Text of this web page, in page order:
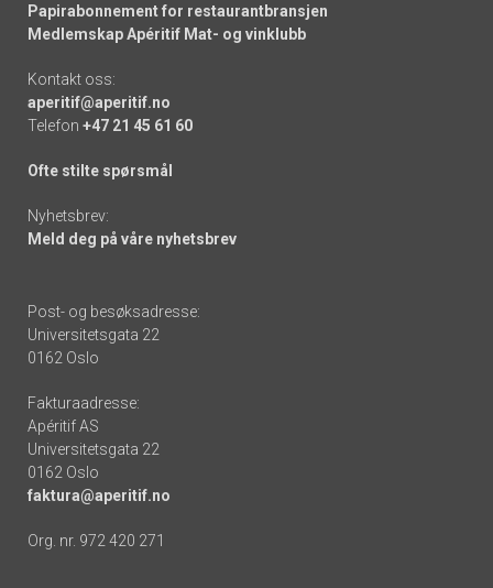
Papirabonnement for restaurantbransjen
Medlemskap Apéritif Mat- og vinklubb
Kontakt oss:
aperitif@aperitif.no
Telefon +47 21 45 61 60
Ofte stilte spørsmål
Nyhetsbrev:
Meld deg på våre nyhetsbrev
Post- og besøksadresse:
Universitetsgata 22
0162 Oslo
Fakturaadresse:
Apéritif AS
Universitetsgata 22
0162 Oslo
faktura@aperitif.no
Org. nr. 972 420 271